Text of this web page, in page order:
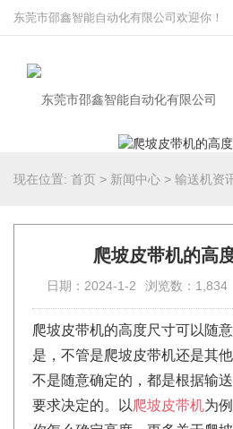
东莞市邵鑫智能自动化有限公司欢迎你！
现在位置: 首页 > 新闻中心 > 输送机资
爬坡皮带机的高
日期：2024-1-2 浏览数：1,834
爬坡皮带机的高度尺寸可以随
是，不管是爬坡皮带机还是其
不是随意确定的，都是根据输
要求决定的。以爬坡皮带机为